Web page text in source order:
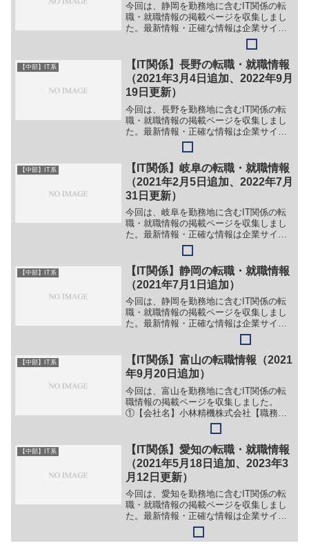
今回は、静岡を勤務地に含むIT関係の転
職・就職情報の掲載ページを収集しまし
た。最新情報・正確な情報は企業サイト
でご確認ください。①【会社名】株式会
社タウンズ【職務】［キャリア・中途］
＞＞（１）ITエンジニア＞＞（２）総務
業務＞＞（３）経理業...
【中部】IT系
【IT関係】長野の転職・就職情報
（2021年3月4日追加、2022年9月
19日更新）
今回は、長野を勤務地に含むIT関係の転
職・就職情報の掲載ページを収集しまし
た。最新情報・正確な情報は企業サイト
でご確認ください。①【会社名】エプソ
ンアヴァシス株式会社【職務】［キャリ
ア・中途］＞＞（１）製品アプリケーシ
ョン開発 エンジニア＞...
【中部】IT系
【IT関係】岐阜の転職・就職情報
（2021年2月5日追加、2022年7月
31日更新）
今回は、岐阜を勤務地に含むIT関係の転
職・就職情報の掲載ページを収集しまし
た。最新情報・正確な情報は企業サイト
でご確認ください。①【会社名】川重岐
阜エンジニアリング株式会社【職務】＞
＞更新日現在、募集停止中【ガイド】＞
＞（１）下記リンク先ペ...
【中部】IT系
【IT関係】静岡の転職・就職情報
（2021年7月1日追加）
今回は、静岡を勤務地に含むIT関係の転
職・就職情報の掲載ページを収集しまし
た。最新情報・正確な情報は企業サイト
でご確認ください。①【会社名】株式会
社 ホロニクス【職務】（１）システムエ
ンジニア（２）プログラマ【勤務地】静
岡等【詳細】転職・就...
【中部】IT系
【IT関係】富山の転職情報（2021
年9月20日追加）
今回は、富山を勤務地に含むIT関係の転
職情報の掲載ページを収集しました。
①【会社名】小林精機株式会社【職務】
（１）機械制御プログラマー【勤務地】
富山県黒部市三日市309-2等【詳細】転
職・就職情報の詳細はこちら②【会社
名】株式会社日本オープ...
【中部】IT系
【IT関係】愛知の転職・就職情報
（2021年5月18日追加、2023年3
月12日更新）
今回は、愛知を勤務地に含むIT関係の転
職・就職情報の掲載ページを収集しまし
た。最新情報・正確な情報は企業サイト
でご確認ください。①【会社名】株式会
社メイケイ【職務】［新卒］＞＞（１）